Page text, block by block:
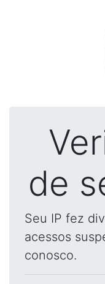
de
Seu IP fez
acessos
conosco.